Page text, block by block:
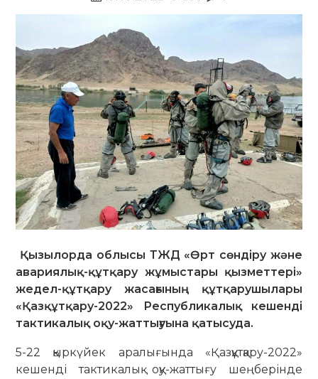
Қызылорда облысы ТЖД «Өрт сөндіру және
авариялық-құтқару жұмыстары қызметтері»
жедел-құтқару жасағының құтқарушылары
«Қазқұтқару-2022» Республикалық кешенді
тактикалық оқу-жаттығуына қатысуда.
5-22 қыркүйек аралығында «Қазқұтқару-2022»
кешенді тактикалық оқу-жаттығу шеңберінде